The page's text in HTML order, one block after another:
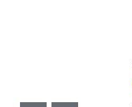
合わせ＞